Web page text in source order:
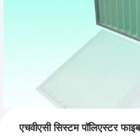
एचवीएसी सिस्टम पॉलिएस्टर